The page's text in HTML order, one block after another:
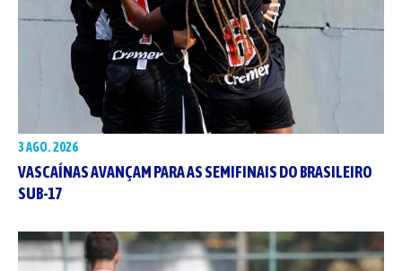
3 AGO. 2026
VASCAÍNAS AVANÇAM PARA AS SEMIFINAIS DO BRASILEIRO
SUB-17